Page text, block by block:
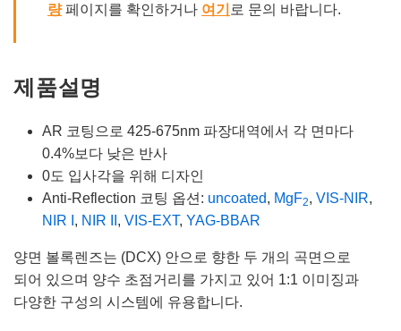
량페이지를 확인하거나 여기 로 문의 바랍니다.
제품설명
AR 코팅으로 425-675nm 파장대역에서 각 면마다
0.4%보다 낮은 반사
0도 입사각을 위해 디자인
Anti-Reflection 코팅 옵션: uncoated, MgF2, VIS-NIR,
NIR I , NIR II , VIS-EXT, YAG-BBAR
양면 볼록렌즈는 (DCX) 안으로 향한 두 개의 곡면으로
되어 있으며 양수 초점거리를 가지고 있어 1:1 이미징과
다양한 구성의 시스템에 유용합니다.